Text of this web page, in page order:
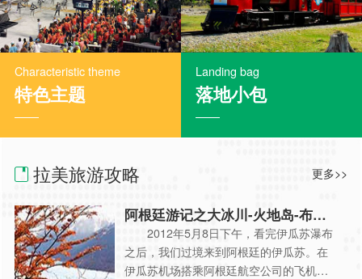
Characteristic theme
特色主题
Landing bag
落地小包
拉美旅游攻略 更多>>
阿根廷游记之大冰川-火地岛-布宜
诺斯艾利斯
2012年5月8日下午，看完伊瓜苏瀑布
之后，我们过境来到阿根廷的伊瓜苏。在
伊瓜苏机场搭乘阿根廷航空公司的飞机前